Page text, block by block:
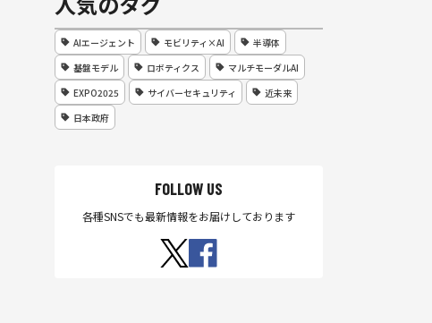
AIエージェント モビリティ×AI
半導体
基盤モデル
ロボティクス
マルチモーダルAI
EXPO2025
サイバーセキュリティ
近未来
日本政府
FOLLOW US
各種SNSでも最新情報をお届けしております